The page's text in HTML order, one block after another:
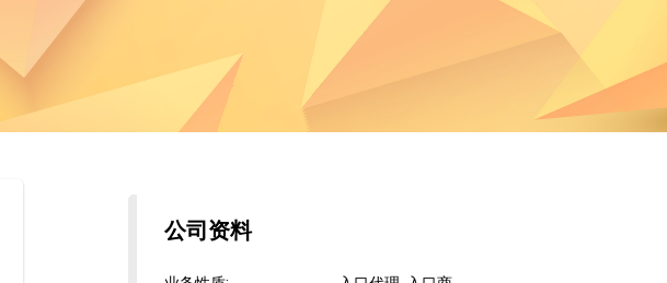
公司资料